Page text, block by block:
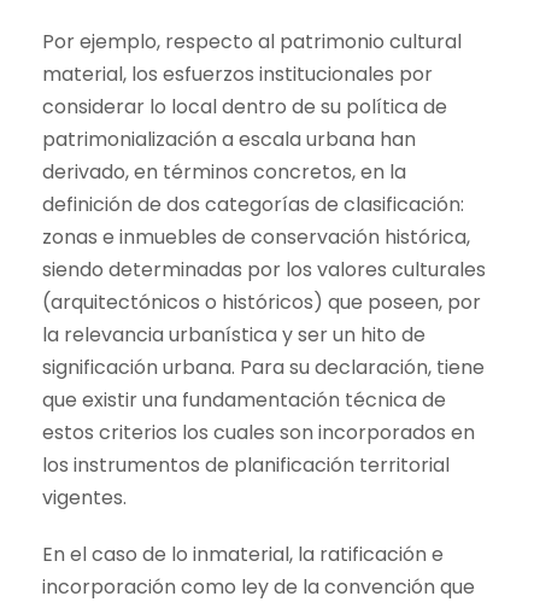
Por ejemplo, respecto al patrimonio cultural
material, los esfuerzos institucionales por
considerar lo local dentro de su política de
patrimonialización a escala urbana han
derivado, en términos concretos, en la
definición de dos categorías de clasificación:
zonas e inmuebles de conservación histórica,
siendo determinadas por los valores culturales
(arquitectónicos o históricos) que poseen, por
la relevancia urbanística y ser un hito de
significación urbana. Para su declaración, tiene
que existir una fundamentación técnica de
estos criterios los cuales son incorporados en
los instrumentos de planificación territorial
vigentes.
En el caso de lo inmaterial, la ratificación e
incorporación como ley de la convención que